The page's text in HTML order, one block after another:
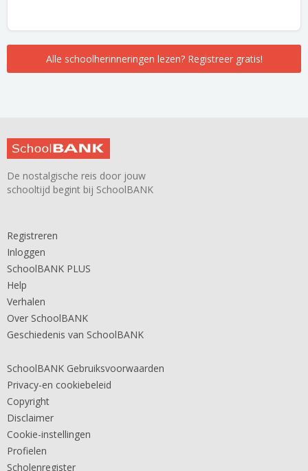
Alle schoolherinneringen lezen? Registreer gratis!
De nostalgische reis door jouw
schooltijd begint bij SchoolBANK
Registreren
Inloggen
SchoolBANK PLUS
Help
Verhalen
Over SchoolBANK
Geschiedenis van SchoolBANK
SchoolBANK Gebruiksvoorwaarden
Privacy-en cookiebeleid
Copyright
Disclaimer
Cookie-instellingen
Profielen
Scholenregister